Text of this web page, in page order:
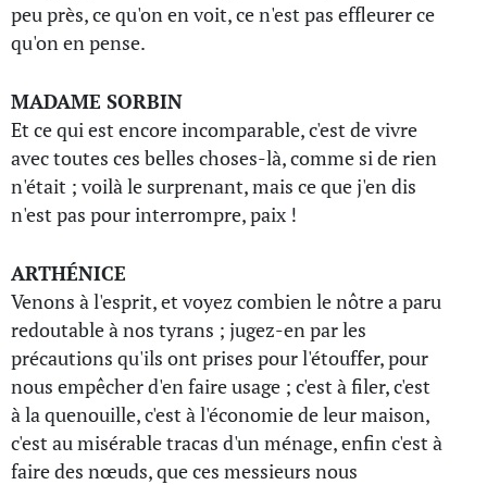
peu près, ce qu'on en voit, ce n'est pas effleurer ce
qu'on en pense.
MADAME SORBIN
Et ce qui est encore incomparable, c'est de vivre
avec toutes ces belles choses-là, comme si de rien
n'était ; voilà le surprenant, mais ce que j'en dis
n'est pas pour interrompre, paix !
ARTHÉNICE
Venons à l'esprit, et voyez combien le nôtre a paru
redoutable à nos tyrans ; jugez-en par les
précautions qu'ils ont prises pour l'étouffer, pour
nous empêcher d'en faire usage ; c'est à filer, c'est
à la quenouille, c'est à l'économie de leur maison,
c'est au misérable tracas d'un ménage, enfin c'est à
faire des nœuds, que ces messieurs nous